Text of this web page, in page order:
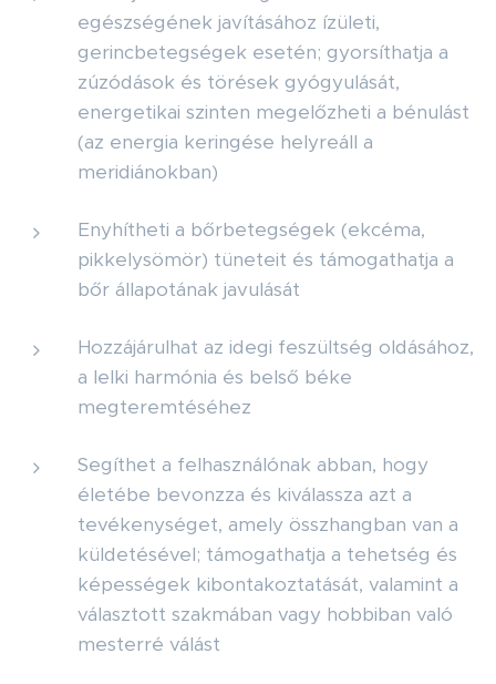
egészségének javításához ízületi,
gerincbetegségek esetén; gyorsíthatja a
zúzódások és törések gyógyulását,
energetikai szinten megelőzheti a bénulást
(az energia keringése helyreáll a
meridiánokban)
Enyhítheti a bőrbetegségek (ekcéma,
pikkelysömör) tüneteit és támogathatja a
bőr állapotának javulását
Hozzájárulhat az idegi feszültség oldásához,
a lelki harmónia és belső béke
megteremtéséhez
Segíthet a felhasználónak abban, hogy
életébe bevonzza és kiválassza azt a
tevékenységet, amely összhangban van a
küldetésével; támogathatja a tehetség és
képességek kibontakoztatását, valamint a
választott szakmában vagy hobbiban való
mesterré válást